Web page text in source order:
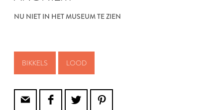
NU NIET IN HET MUSEUM TE ZIEN
BIKKELS LOOD